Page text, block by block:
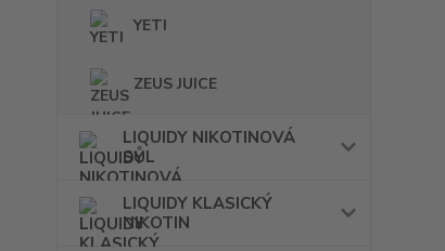
YETI
ZEUS JUICE
LIQUIDY NIKOTINOVÁ
SŮL
LIQUIDY KLASICKÝ
NIKOTIN